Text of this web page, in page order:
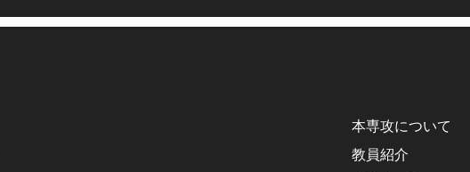
本専攻について
教員紹介